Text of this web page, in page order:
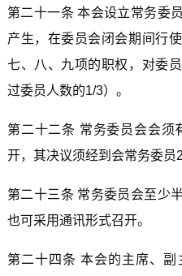
第二十一条 本会设立常务委
产生，在委员会闭会期间行
七、八、九项的职权，对委
过委员人数的1/3）。
第二十二条 常务委员会会须
开，其决议须经到会常务委员
第二十三条 常务委员会至少
也可采用通讯形式召开。
第二十四条 本会的主席、